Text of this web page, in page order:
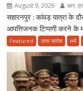
August 9, 2026 आर.
सहारनपुर : कांवड़ यात्रा के
आपत्तिजनक टिप्पणी करने के
Featured उत्तर प्रदेश धर्म